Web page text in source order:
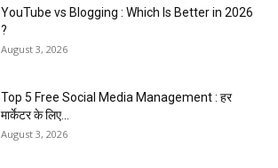
YouTube vs Blogging : Which Is Better in 2026
?
August 3, 2026
Top 5 Free Social Media Management : हर
मार्केटर के लिए...
August 3, 2026